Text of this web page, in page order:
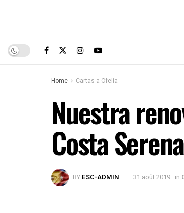
Home Cartas a Ofelia
Nuestra
Costa Serena
BY ESC-ADMIN 31 août 2019 in